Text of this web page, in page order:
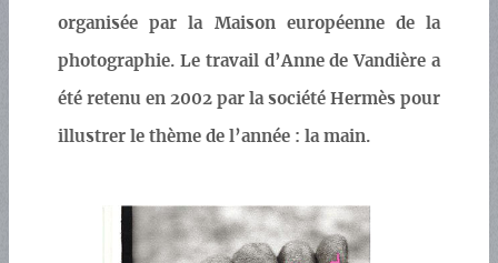
organisée par la Maison européenne de la
photographie. Le travail d’Anne de Vandière a
été retenu en 2002 par la société Hermès pour
illustrer le thème de l’année : la main.